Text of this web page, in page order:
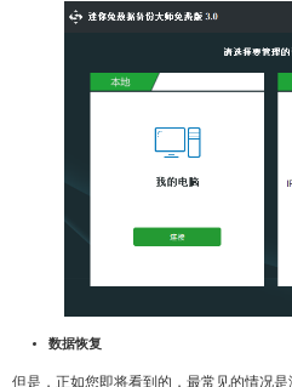
数据恢复
但是，正如您即将看到的，最常见的情况